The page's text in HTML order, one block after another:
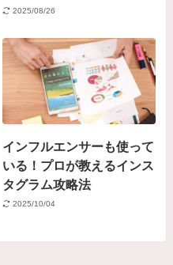
2025/08/26
インフルエンサーも使って
いる！プロが教えるインス
タグラム攻略法
2025/10/04